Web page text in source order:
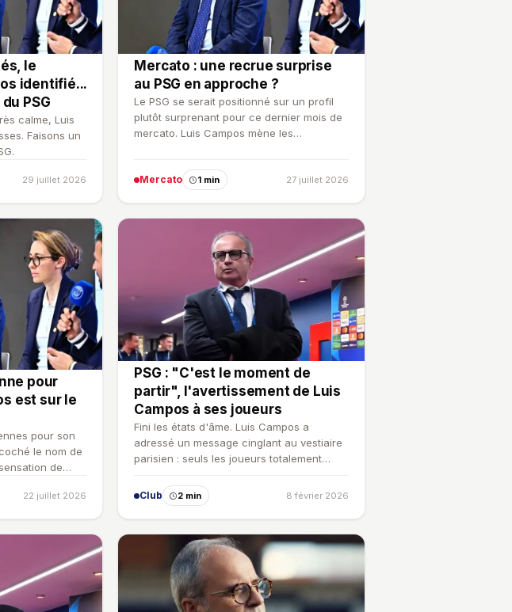
le
identifié...
PSG
calme, Luis
Faisons un
29 juillet 2026
Mercato : une recrue surprise
au PSG en approche ?
Le PSG se serait positionné sur un profil
plutôt surprenant pour ce dernier mois de
mercato. Luis Campos mène les
Mercato 1 min 27 juillet 2026
pour
est sur le
pour son
le nom de
de
22 juillet 2026
PSG : "C'est le moment de
partir", l'avertissement de Luis
Campos à ses joueurs
Fini les états d'âme. Luis Campos a
adressé un message cinglant au vestiaire
parisien : seuls les joueurs totalement
Club 2 min 8 février 2026